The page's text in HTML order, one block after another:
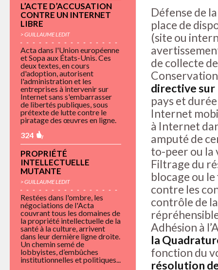
Défense de
place de
(site ou
de collecte
directive sur
pays et
Internet
à Internet
amputé de
to-peer ou la
Filtrage du
blocage ou
contre les
contrôle de
Adhésion à
la
fonction du
résolution de
L’ACTE D’ACCUSATION
CONTRE UN INTERNET
LIBRE
> GUILLAUME LEDIT
Acta dans l'Union européenne
et Sopa aux États-Unis. Ces
deux textes, en cours
d'adoption, autorisent
l'administration et les
entreprises à intervenir sur
Internet sans s'embarrasser
de libertés publiques, sous
prétexte de lutte contre le
piratage des œuvres en ligne.
324
PROPRIÉTÉ
INTELLECTUELLE
MUTANTE
> GUILLAUME LEDIT
Restées dans l'ombre, les
négociations de l'Acta
couvrant tous les domaines de
la propriété intellectuelle de la
santé à la culture, arrivent
dans leur dernière ligne droite.
Un chemin semé de
lobbyistes, d’embûches
institutionnelles et politiques...